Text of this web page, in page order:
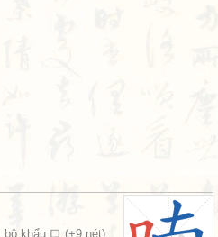
bộ khẩu 口 (+9 nét)